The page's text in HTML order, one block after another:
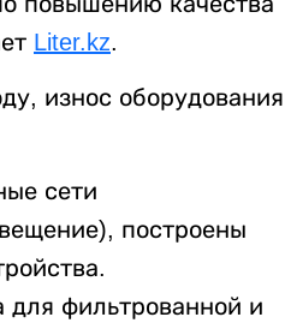
Liter.kz.
износ оборудования
сети
построены
для фильтрованной и